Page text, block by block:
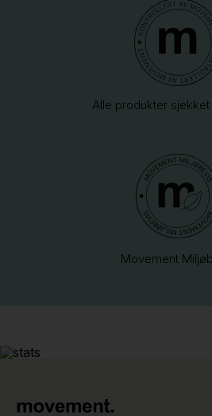
Alle produkter
Movement